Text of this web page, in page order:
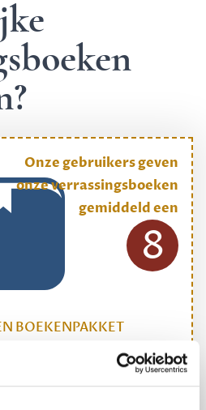
BOEKENPAKKET
Onze gebruikers geven
onze verrassingsboeken
gemiddeld een
8